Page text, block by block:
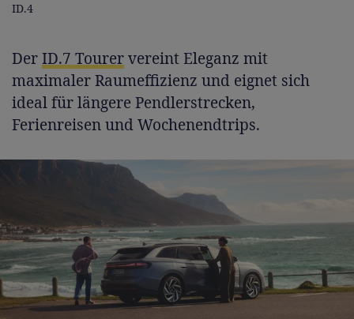
ID.4
DerID.7 Tourervereint Eleganz mit
maximaler Raumeffizienz und eignet sich
ideal für längere Pendlerstrecken,
Ferienreisen und Wochenendtrips.